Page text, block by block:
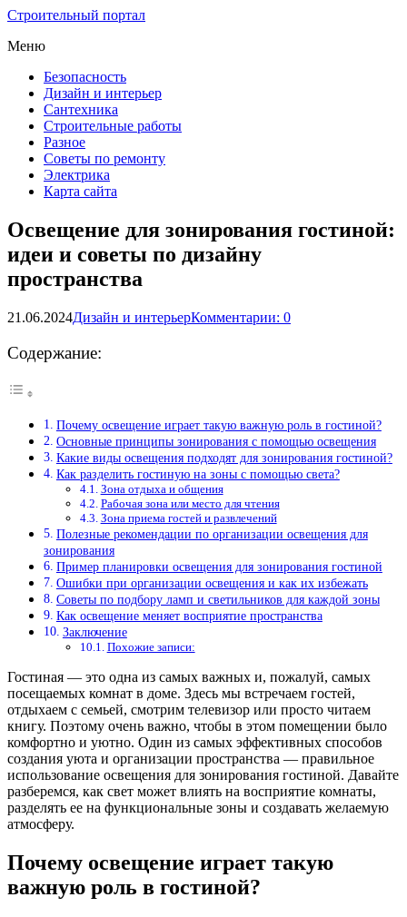
Строительный портал
Меню
Безопасность
Дизайн и интерьер
Сантехника
Строительные работы
Разное
Советы по ремонту
Электрика
Карта сайта
Освещение для зонирования гостиной:
идеи и советы по дизайну
пространства
21.06.2024Дизайн и интерьерКомментарии: 0
Содержание:
Почему освещение играет такую важную роль в гостиной?
Основные принципы зонирования с помощью освещения
Какие виды освещения подходят для зонирования гостиной?
Как разделить гостиную на зоны с помощью света?
Зона отдыха и общения
Рабочая зона или место для чтения
Зона приема гостей и развлечений
Полезные рекомендации по организации освещения для
зонирования
Пример планировки освещения для зонирования гостиной
Ошибки при организации освещения и как их избежать
Советы по подбору ламп и светильников для каждой зоны
Как освещение меняет восприятие пространства
Заключение
Похожие записи:
Гостиная — это одна из самых важных и, пожалуй, самых
посещаемых комнат в доме. Здесь мы встречаем гостей,
отдыхаем с семьей, смотрим телевизор или просто читаем
книгу. Поэтому очень важно, чтобы в этом помещении было
комфортно и уютно. Один из самых эффективных способов
создания уюта и организации пространства — правильное
использование освещения для зонирования гостиной. Давайте
разберемся, как свет может влиять на восприятие комнаты,
разделять ее на функциональные зоны и создавать желаемую
атмосферу.
Почему освещение играет такую
важную роль в гостиной?